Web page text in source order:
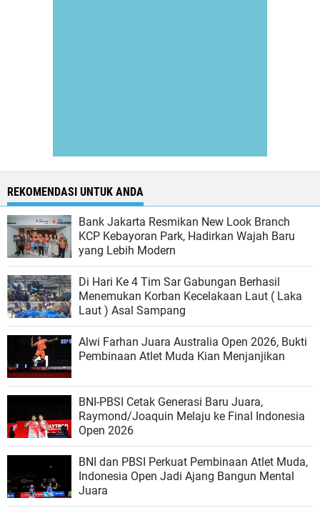
REKOMENDASI UNTUK ANDA
Bank Jakarta Resmikan New Look Branch
KCP Kebayoran Park, Hadirkan Wajah Baru
yang Lebih Modern
Di Hari Ke 4 Tim Sar Gabungan Berhasil
Menemukan Korban Kecelakaan Laut ( Laka
Laut ) Asal Sampang
Alwi Farhan Juara Australia Open 2026, Bukti
Pembinaan Atlet Muda Kian Menjanjikan
BNI-PBSI Cetak Generasi Baru Juara,
Raymond/Joaquin Melaju ke Final Indonesia
Open 2026
BNI dan PBSI Perkuat Pembinaan Atlet Muda,
Indonesia Open Jadi Ajang Bangun Mental
Juara